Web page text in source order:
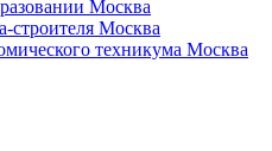
Москва
строителя Москва
техникума Москва